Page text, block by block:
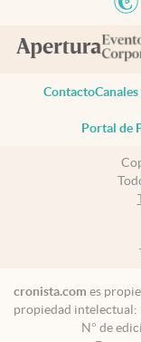
Contacto
Portal de
cronista.com es
propiedad intelectual:
N° de